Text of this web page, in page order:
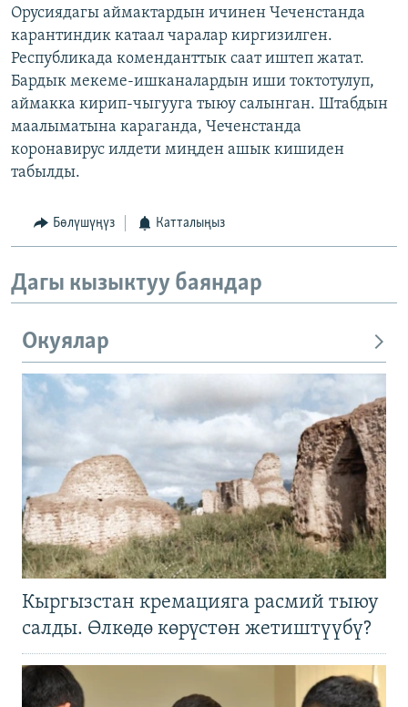
Орусиядагы аймактардын ичинен Чеченстанда
карантиндик катаал чаралар киргизилген.
Республикада коменданттык саат иштеп жатат.
Бардык мекеме-ишканалардын иши токтотулуп,
аймакка кирип-чыгууга тыюу салынган. Штабдын
маалыматына караганда, Чеченстанда
коронавирус илдети миңден ашык кишиден
табылды.
Бөлүшүңүз Катталыңыз
Дагы кызыктуу баяндар
Окуялар
Кыргызстан кремацияга расмий тыюу
салды. Өлкөдө көрүстөн жетиштүүбү?